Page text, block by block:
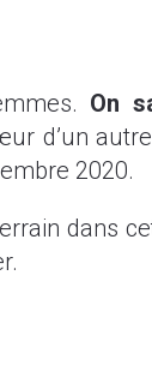
On
d’un
2020.
dans